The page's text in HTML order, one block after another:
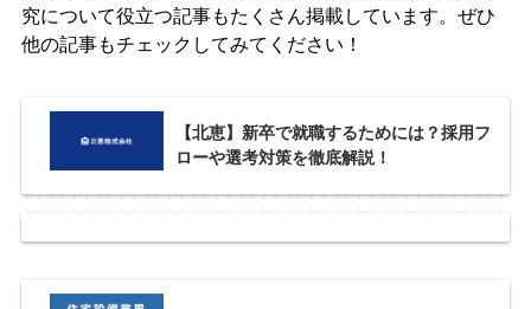
究について役立つ記事もたくさん掲載しています。ぜひ
他の記事もチェックしてみてください！
【北恵】新卒で就職するためには？採用フ
ローや選考対策を徹底解説！